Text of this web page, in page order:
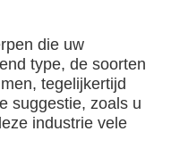
die uw
type, de soorten
tegelijkertijd
suggestie, zoals u
industrie vele